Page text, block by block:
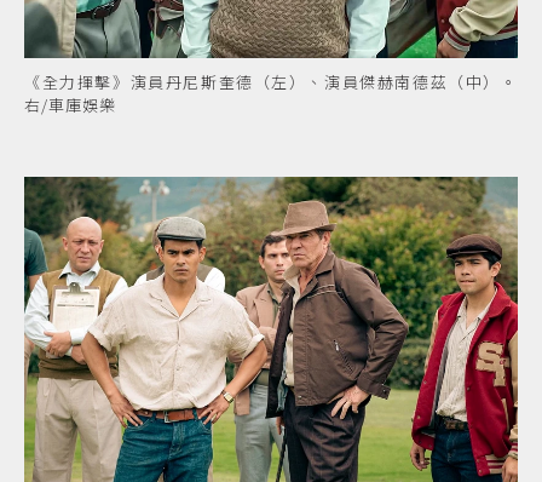
《全力揮擊》演員丹尼斯奎德（左）、演員傑赫南德茲（中）。
右/車庫娛樂